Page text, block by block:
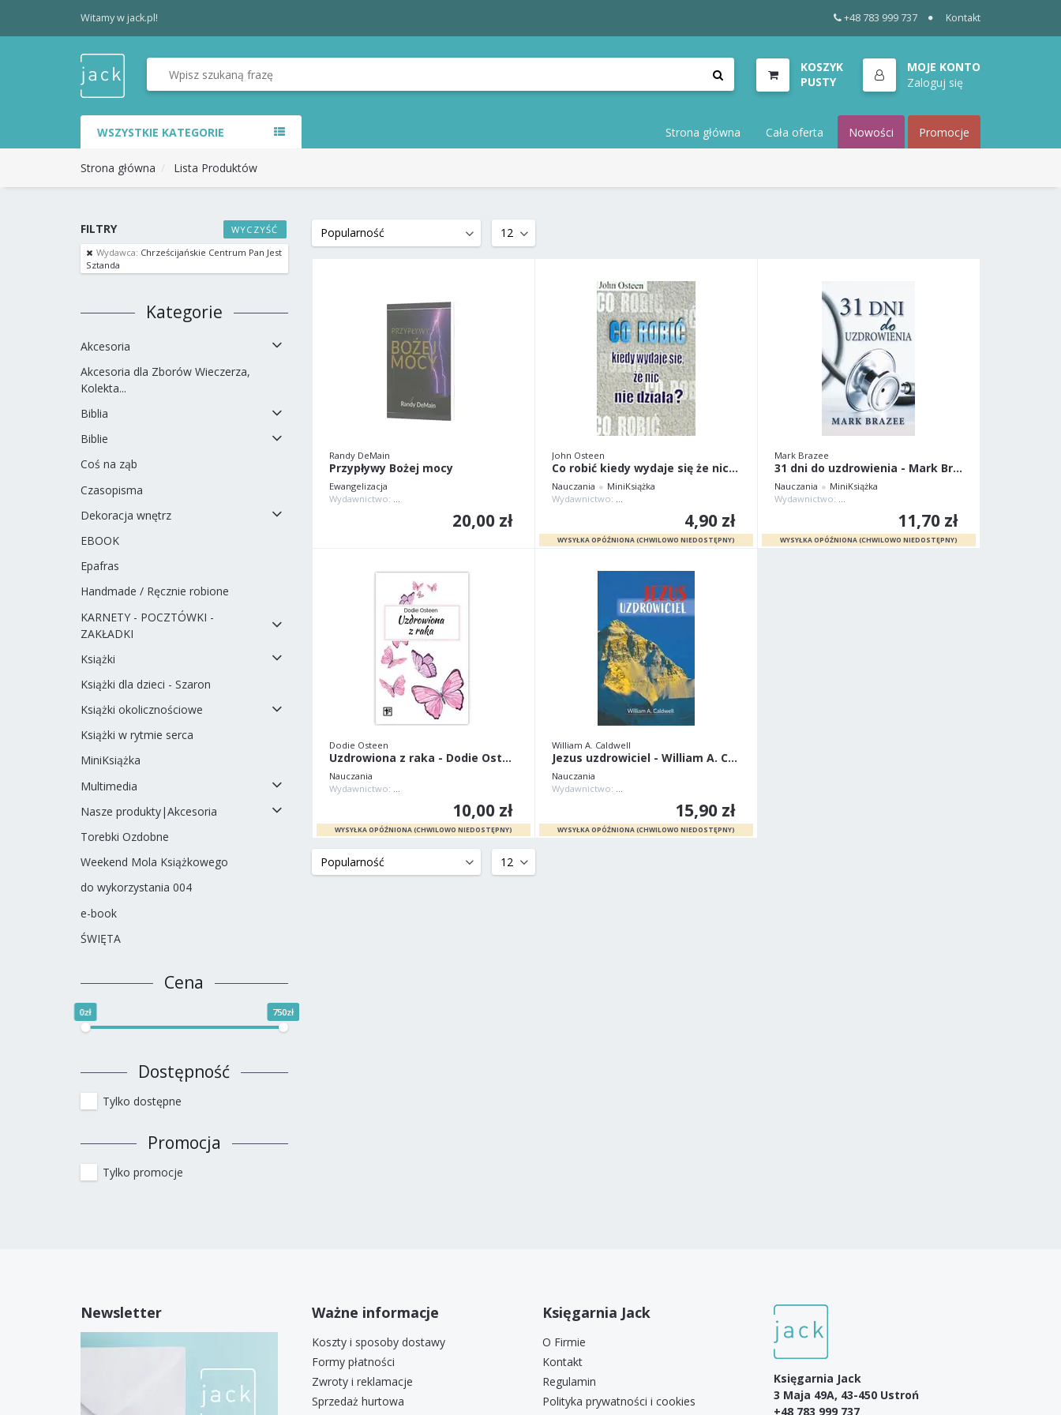
Witamy w jack.pl! +48 783 999 737 Kontakt
KOSZYK
PUSTY
MOJE KONTO
Zaloguj się
WSZYSTKIE KATEGORIE Strona główna Cała oferta Nowości Promocje
Strona główna Lista Produktów
FILTRY
WYCZYŚĆ
Wydawca: Chrześcijańskie Centrum Pan Jest
Sztanda
Kategorie
Akcesoria
Akcesoria dla Zborów Wieczerza,
Kolekta...
Biblia
Biblie
Coś na ząb
Czasopisma
Dekoracja wnętrz
EBOOK
Epafras
Handmade / Ręcznie robione
KARNETY - POCZTÓWKI -
ZAKŁADKI
Książki
Książki dla dzieci - Szaron
Książki okolicznościowe
Książki w rytmie serca
MiniKsiążka
Multimedia
Nasze produkty|Akcesoria
Torebki Ozdobne
Weekend Mola Książkowego
do wykorzystania 004
e-book
ŚWIĘTA
Cena
0zł 750zł
Dostępność
Tylko dostępne
Promocja
Tylko promocje
Randy DeMain
Przypływy Bożej mocy
Ewangelizacja
Wydawnictwo:
Chrześcijańskie Centrum Pan Jest Sztanda
20,00 zł
John Osteen
Co robić kiedy wydaje się że nic nie działa
Nauczania
MiniKsiążka
Wydawnictwo:
Chrześcijańskie Centrum Pan Jest Sztanda
4,90 zł
Mark Brazee
31 dni do uzdrowienia - Mark Brazee
Nauczania
MiniKsiążka
Wydawnictwo:
Chrześcijańskie Centrum Pan Jest Sztanda
11,70 zł
Dodie Osteen
Uzdrowiona z raka - Dodie Osteen
Nauczania
Wydawnictwo:
Chrześcijańskie Centrum Pan Jest Sztanda
10,00 zł
William A. Caldwell
Jezus uzdrowiciel - William A. Caldwell
Nauczania
Wydawnictwo:
Chrześcijańskie Centrum Pan Jest Sztanda
15,90 zł
Newsletter Ważne informacje
Koszty i sposoby dostawy
Formy płatności
Zwroty i reklamacje
Sprzedaż hurtowa
Księgarnia Jack
O Firmie
Kontakt
Regulamin
Polityka prywatności i cookies
Księgarnia Jack
3 Maja 49A, 43-450 Ustroń
+48 783 999 737